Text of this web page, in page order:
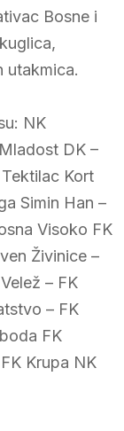
Bosne i
utakmica.
NK
DK –
Kort
Simin Han –
Visoko FK
Živinice –
– FK
– FK
FK
Krupa NK